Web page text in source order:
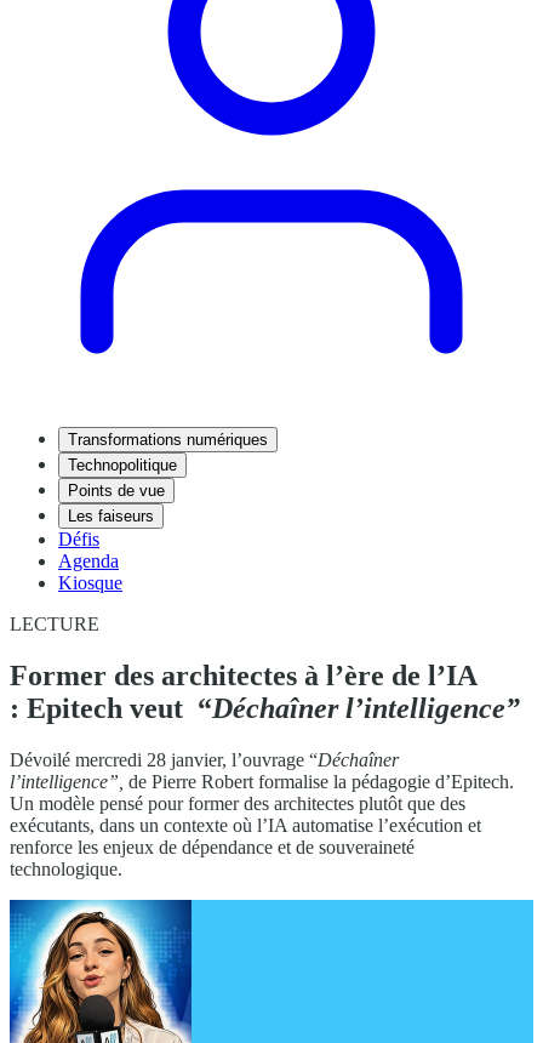
Transformations numériques
Technopolitique
Points de vue
Les faiseurs
Défis
Agenda
Kiosque
LECTURE
Former des architectes à l’ère de l’IA
: Epitech veut “Déchaîner l’intelligence”
Dévoilé mercredi 28 janvier, l’ouvrage “Déchaîner
l’intelligence”, de Pierre Robert formalise la pédagogie d’Epitech.
Un modèle pensé pour former des architectes plutôt que des
exécutants, dans un contexte où l’IA automatise l’exécution et
renforce les enjeux de dépendance et de souveraineté
technologique.